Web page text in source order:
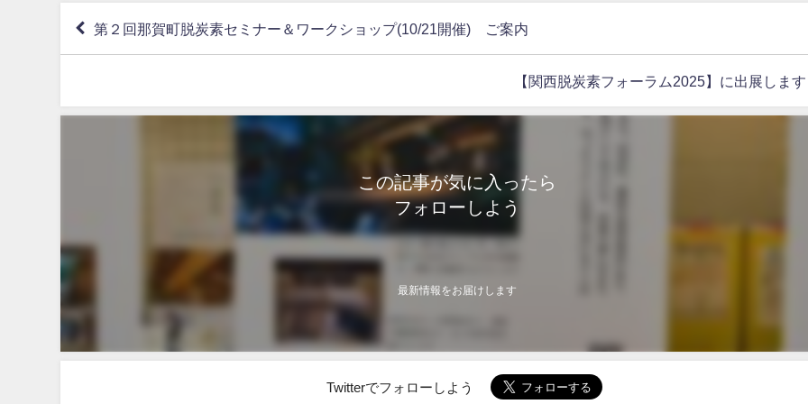
第２回那賀町脱炭素セミナー＆ワークショップ(10/21開催) ご案内
【関西脱炭素フォーラム2025】に出展しま
この記事が気に入ったら
フォローしよう
最新情報をお届けします
Twitterでフォローしよう